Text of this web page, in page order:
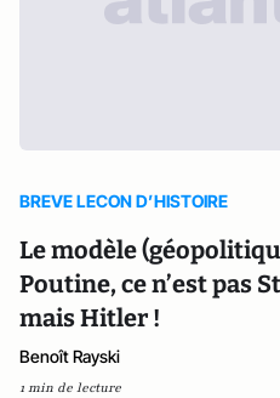
BREVE LECON D’HISTOIRE
Le modèle
Poutine, ce n’est pas
mais Hitler !
Benoît Rayski
1 min de lecture